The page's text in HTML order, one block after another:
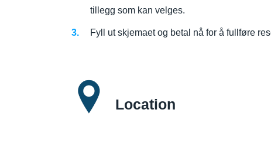
tillegg som kan velges.
Fyll ut skjemaet og betal nå for å fullføre
Location